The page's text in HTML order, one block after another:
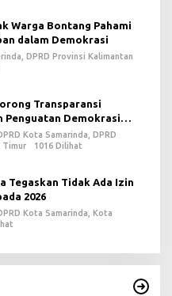
Warga Bontang Pahami
dalam Demokrasi
DPRD Provinsi Kalimantan
Transparansi
Penguatan Demokrasi
Kota Samarinda, DPRD
Timur
1016 Dilihat
Tegaskan Tidak Ada Izin
2026
Kota Samarinda, Kota